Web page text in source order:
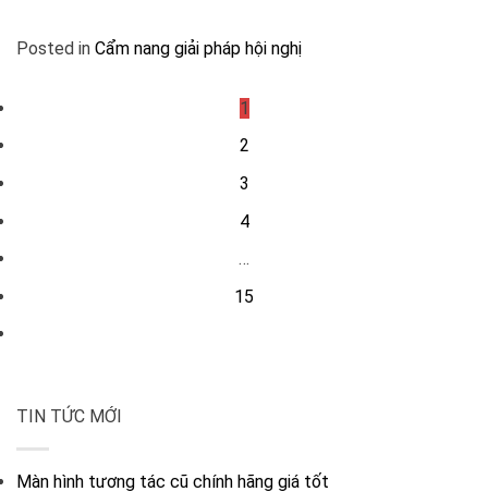
Posted in Cẩm nang giải pháp hội nghị
1
2
3
4
…
15
TIN TỨC MỚI
Màn hình tương tác cũ chính hãng giá tốt